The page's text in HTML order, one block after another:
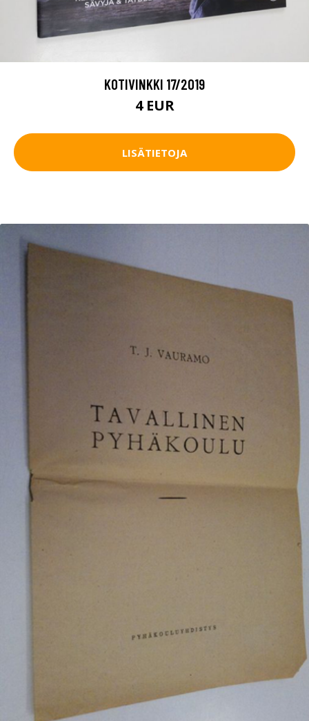
KOTIVINKKI 17/2019
4 EUR
LISÄTIETOJA